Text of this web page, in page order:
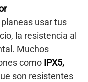
usar tus
la resistencia al
Muchos
como IPX5,
son resistentes